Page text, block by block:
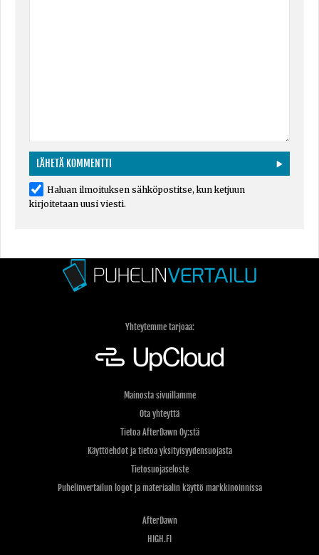
Haluan ilmoituksen sähköpostitse, kun ketjuun
kirjoitetaan uusi viesti.
Yhteytemme tarjoaa:
Mainosta sivuillamme
Ota yhteyttä
Tietoa AfterDawn Oy:stä
Käyttöehdot ja tietoa yksityisyydensuojasta
Tietosuojaseloste
Puhelinvertailun logot ja materiaalin käyttö markkinoinnissa
AfterDawn
HIGH.FI